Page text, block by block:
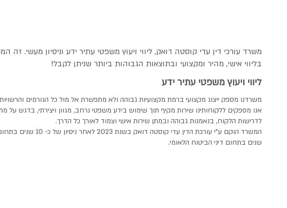
משרד עורכי דין עדי קוסטה דואק, ליווי ויעוץ משפטי עתיר ידע וניסיון מעשי. זה
בליווי אישי, מהיר ומקצועי ובתוצאות הגבוהות ביותר שניתן לקבל!
ליווי ויעוץ משפטי עתיר ידע
​משרדנו מספק ייצוג מקצועי ברמת מקצועיות גבוהה ולא מתפשרת אל מול כל הגורמים
אנו מספקים ללקוחותינו שירות מקיף תוך שימוש בידע משפטי נרחב, מגוון ויצירתי, בדגש על
לדרישות הלקוח, בנאמנות גבוהה ובמתן שירות אישי וצמוד לאורך כל הדרך.
שנים בתחום דיני הביטוח הלאומי.